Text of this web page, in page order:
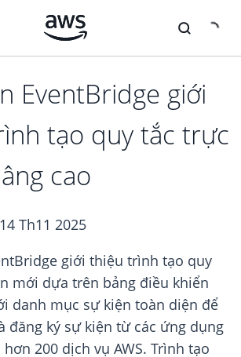
EventBridge giới
tạo quy tắc trực
cao
14 Th11 2025
giới thiệu trình tạo quy
mới dựa trên bảng điều khiển
danh mục sự kiện toàn diện để
đăng ký sự kiện từ các ứng dụng
200 dịch vụ AWS. Trình tạo